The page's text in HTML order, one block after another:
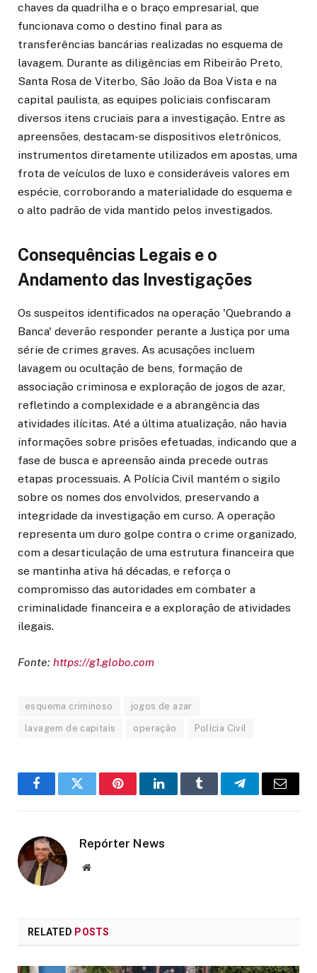
chaves da quadrilha e o braço empresarial, que
funcionava como o destino final para as
transferências bancárias realizadas no esquema de
lavagem. Durante as diligências em Ribeirão Preto,
Santa Rosa de Viterbo, São João da Boa Vista e na
capital paulista, as equipes policiais confiscaram
diversos itens cruciais para a investigação. Entre as
apreensões, destacam-se dispositivos eletrônicos,
instrumentos diretamente utilizados em apostas, uma
frota de veículos de luxo e consideráveis valores em
espécie, corroborando a materialidade do esquema e
o alto padrão de vida mantido pelos investigados.
Consequências Legais e o
Andamento das Investigações
Os suspeitos identificados na operação 'Quebrando a
Banca' deverão responder perante a Justiça por uma
série de crimes graves. As acusações incluem
lavagem ou ocultação de bens, formação de
associação criminosa e exploração de jogos de azar,
refletindo a complexidade e a abrangência das
atividades ilícitas. Até a última atualização, não havia
informações sobre prisões efetuadas, indicando que a
fase de busca e apreensão ainda precede outras
etapas processuais. A Polícia Civil mantém o sigilo
sobre os nomes dos envolvidos, preservando a
integridade da investigação em curso. A operação
representa um duro golpe contra o crime organizado,
com a desarticulação de uma estrutura financeira que
se mantinha ativa há décadas, e reforça o
compromisso das autoridades em combater a
criminalidade financeira e a exploração de atividades
ilegais.
Fonte: https://g1.globo.com
esquema criminoso jogos de azar
lavagem de capitais operação Polícia Civil
FacebookTwitter PinterestLinkedInTumblr TelegramEmail
Repórter News
Website
RELATED POSTS